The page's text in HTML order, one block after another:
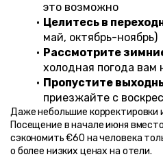
это возможно
Целитесь в
май, октябрь-ноябрь)
Рассмотрите
холодная погода вам
Пропустите
приезжайте с
Даже небольшие корректировки
Посещение в начале июня
сэкономить €60 на человека
о более низких ценах на отели.